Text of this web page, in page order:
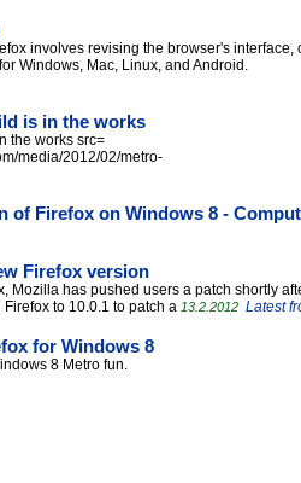
involves revising the browser's interface,
Windows, Mac, Linux, and Android.
is in the works
the works src=
media/2012/02/metro-
of Firefox on Windows 8 -
Firefox version
Mozilla has pushed users a patch shortly
to 10.0.1 to patch a 13.2.2012 Latest
for Windows 8
8 Metro fun.